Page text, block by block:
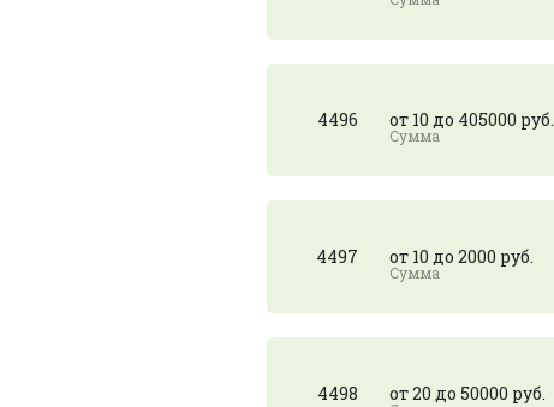
4496 от 10 до 405000 руб.
4497 от 10 до 2000 руб.
4498 от 20 до 50000 руб.